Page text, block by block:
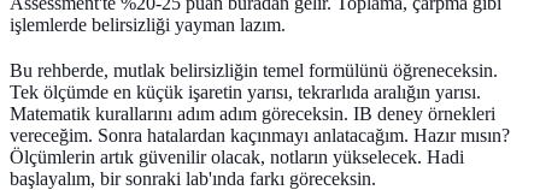
işlemlerde belirsizliği yayman lazım.
Bu rehberde, mutlak belirsizliğin temel formülünü öğreneceksin.
Tek ölçümde en küçük işaretin yarısı, tekrarlıda aralığın yarısı.
Matematik kurallarını adım adım göreceksin. IB deney örnekleri
vereceğim. Sonra hatalardan kaçınmayı anlatacağım. Hazır mısın?
Ölçümlerin artık güvenilir olacak, notların yükselecek. Hadi
başlayalım, bir sonraki lab'ında farkı göreceksin.